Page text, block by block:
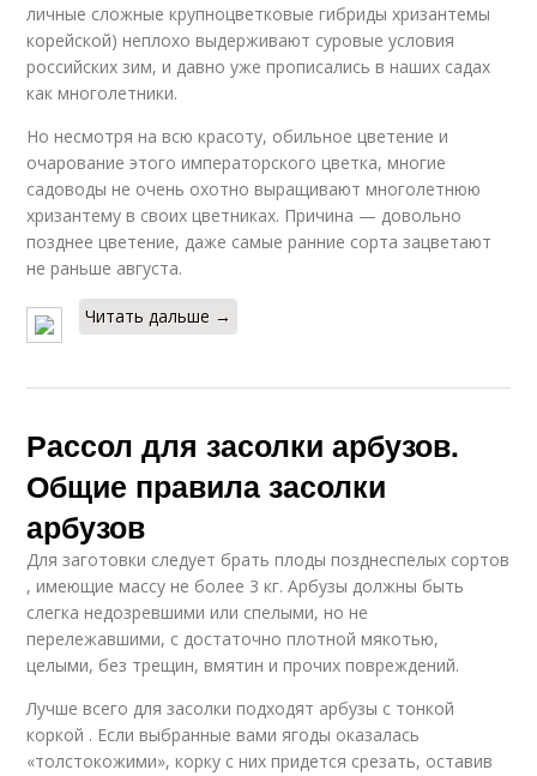
личные сложные крупноцвет­ковые гибриды хризантемы
ко­рейской) неплохо выдержива­ют суровые условия
российских зим, и давно уже прописались в на­ших садах
как многолетники.
Но несмотря на всю красоту, обиль­ное цветение и
очарование это­го императорского цветка, мно­гие
садоводы не очень охотно выращивают многолетнюю
хри­зантему в своих цветниках. При­чина — довольно
позднее цветение, даже самые ранние сорта зацветают
не раньше авгу­ста.
Читать дальше →
Рассол для засолки арбузов.
Общие правила засолки
арбузов
Для заготовки следует брать плоды позднеспелых сортов
, имеющие массу не более 3 кг. Арбузы должны быть
слегка недозревшими или спелыми, но не
перележавшими, с достаточно плотной мякотью,
целыми, без трещин, вмятин и прочих повреждений.
Лучше всего для засолки подходят арбузы с тонкой
коркой . Если выбранные вами ягоды оказалась
«толстокожими», корку с них придется срезать, оставив